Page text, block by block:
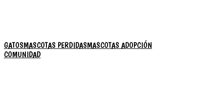
GATOSMASCOTAS PERDIDASMASCOTAS ADOPCIÓN
COMUNIDAD